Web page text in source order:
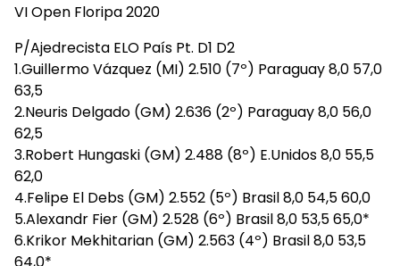
VI Open Floripa 2020
P/Ajedrecista ELO País Pt. D1 D2
1.Guillermo Vázquez (MI) 2.510 (7º) Paraguay 8,0 57,0
63,5
2.Neuris Delgado (GM) 2.636 (2º) Paraguay 8,0 56,0
62,5
3.Robert Hungaski (GM) 2.488 (8º) E.Unidos 8,0 55,5
62,0
4.Felipe El Debs (GM) 2.552 (5º) Brasil 8,0 54,5 60,0
5.Alexandr Fier (GM) 2.528 (6º) Brasil 8,0 53,5 65,0*
6.Krikor Mekhitarian (GM) 2.563 (4º) Brasil 8,0 53,5